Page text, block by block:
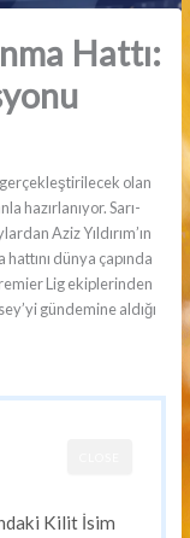
Hattı:
gerçekleştirilecek olan
hazırlanıyor. Sarı-
Aziz Yıldırım’ın
dünya çapında
Lig ekiplerinden
gündemine aldığı
Kilit İsim